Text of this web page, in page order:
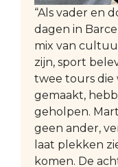
“Als vader en
dagen in
mix van
zijn, sport
twee tours die
gemaakt,
geholpen.
geen ander,
laat plekken
komen. De